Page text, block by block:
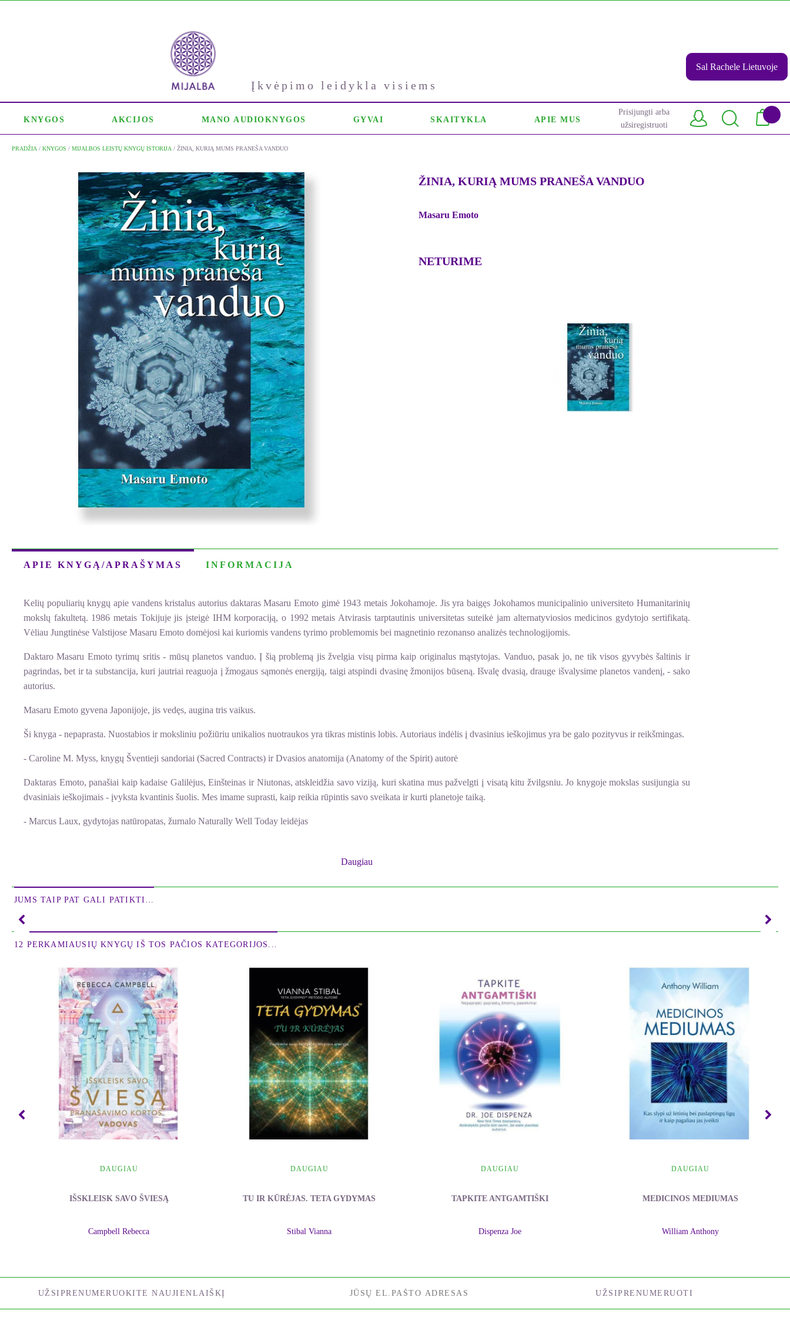
Įkvėpimo leidykla visiems
Sal Rachele Lietuvoje
KNYGOS AKCIJOS MANO AUDIOKNYGOS GYVAI SKAITYKLA APIE MUS
Prisijungti arba
užsiregistruoti
PRADŽIA / KNYGOS / MIJALBOS LEISTŲ KNYGŲ ISTORIJA / ŽINIA, KURIĄ MUMS PRANEŠA VANDUO
ŽINIA, KURIĄ MUMS PRANEŠA VANDUO
Masaru Emoto
NETURIME
APIE KNYGĄ/APRAŠYMAS INFORMACIJA
Kelių populiarių knygų apie vandens kristalus autorius daktaras Masaru Emoto gimė 1943 metais Jokohamoje. Jis yra baigęs Jokohamos municipalinio universiteto Humanitarinių
mokslų fakultetą. 1986 metais Tokijuje jis įsteigė IHM korporaciją, o 1992 metais Atvirasis tarptautinis universitetas suteikė jam alternatyviosios medicinos gydytojo sertifikatą.
Vėliau Jungtinėse Valstijose Masaru Emoto domėjosi kai kuriomis vandens tyrimo problemomis bei magnetinio rezonanso analizės technologijomis.
Daktaro Masaru Emoto tyrimų sritis - mūsų planetos vanduo. Į šią problemą jis žvelgia visų pirma kaip originalus mąstytojas. Vanduo, pasak jo, ne tik visos gyvybės šaltinis ir
pagrindas, bet ir ta substancija, kuri jautriai reaguoja į žmogaus sąmonės energiją, taigi atspindi dvasinę žmonijos būseną. Išvalę dvasią, drauge išvalysime planetos vandenį, - sako
autorius.
Masaru Emoto gyvena Japonijoje, jis vedęs, augina tris vaikus.
Ši knyga - nepaprasta. Nuostabios ir moksliniu požiūriu unikalios nuotraukos yra tikras mistinis lobis. Autoriaus indėlis į dvasinius ieškojimus yra be galo pozityvus ir reikšmingas.
- Caroline M. Myss, knygų Šventieji sandoriai (Sacred Contracts) ir Dvasios anatomija (Anatomy of the Spirit) autorė
Daktaras Emoto, panašiai kaip kadaise Galilėjus, Einšteinas ir Niutonas, atskleidžia savo viziją, kuri skatina mus pažvelgti į visatą kitu žvilgsniu. Jo knygoje mokslas susijungia su
dvasiniais ieškojimais - įvyksta kvantinis šuolis. Mes imame suprasti, kaip reikia rūpintis savo sveikata ir kurti planetoje taiką.
- Marcus Laux, gydytojas natūropatas, žurnalo Naturally Well Today leidėjas
kadangi žmogaus kūną, kaip ir visą planetą, didžiąja dalimi sudaro vanduo, tai šis mokslinis faktas leidžia visai kitaip pažvelgti į sveikatos, aplinkos apsaugos ir taikos išsaugojimo
Daugiau
JUMS TAIP PAT GALI PATIKTI…
12 PERKAMIAUSIŲ KNYGŲ IŠ TOS PAČIOS KATEGORIJOS...
DAUGIAU
IŠSKLEISK SAVO ŠVIESĄ
Campbell Rebecca
DAUGIAU
TU IR KŪRĖJAS. TETA GYDYMAS
Stibal Vianna
DAUGIAU
TAPKITE ANTGAMTIŠKI
Dispenza Joe
DAUGIAU
MEDICINOS MEDIUMAS
William Anthony
UŽSIPRENUMERUOKITE NAUJIENLAIŠKĮ UŽSIPRENUMERUOTI